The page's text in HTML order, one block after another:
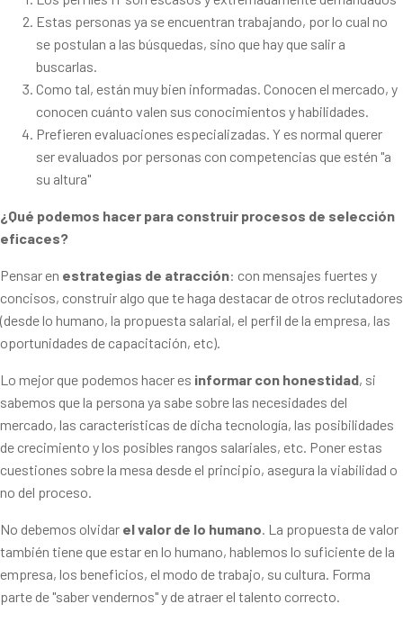
Estas personas ya se encuentran trabajando, por lo cual no
se postulan a las búsquedas, sino que hay que salir a
buscarlas.
Como tal, están muy bien informadas. Conocen el mercado, y
conocen cuánto valen sus conocimientos y habilidades.
Prefieren evaluaciones especializadas. Y es normal querer
ser evaluados por personas con competencias que estén "a
su altura"
¿Qué podemos hacer para construir procesos de selección
eficaces?
Pensar en estrategias de atracción: con mensajes fuertes y
concisos, construir algo que te haga destacar de otros reclutadores
(desde lo humano, la propuesta salarial, el perfil de la empresa, las
oportunidades de capacitación, etc).
Lo mejor que podemos hacer es informar con honestidad, si
sabemos que la persona ya sabe sobre las necesidades del
mercado, las características de dicha tecnología, las posibilidades
de crecimiento y los posibles rangos salariales, etc. Poner estas
cuestiones sobre la mesa desde el principio, asegura la viabilidad o
no del proceso.
No debemos olvidar el valor de lo humano . La propuesta de valor
también tiene que estar en lo humano, hablemos lo suficiente de la
empresa, los beneficios, el modo de trabajo, su cultura. Forma
parte de "saber vendernos" y de atraer el talento correcto.